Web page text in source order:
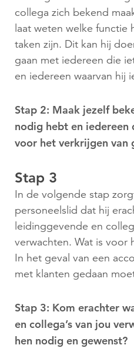
collega zich bekend
laat weten welke functie
taken zijn. Dit kan hij
gaan met iedereen die
en iedereen waarvan hij
Stap 2: Maak jezelf
nodig hebt en
voor het verkrijgen van
Stap 3
In de volgende stap
personeelslid dat hij
leidinggevende en
verwachten. Wat is voor
In het geval van een
met klanten gedaan
Stap 3: Kom erachter
en collega’s van jou
hen nodig en gewenst?